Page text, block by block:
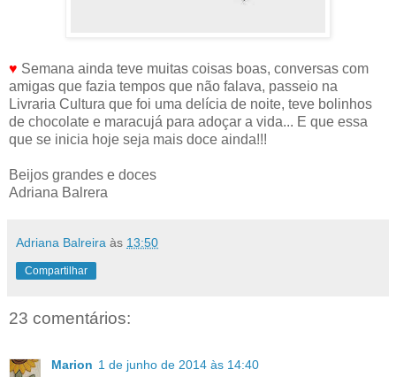
♥ Semana ainda teve muitas coisas boas, conversas com
amigas que fazia tempos que não falava, passeio na
Livraria Cultura que foi uma delícia de noite, teve bolinhos
de chocolate e maracujá para adoçar a vida... E que essa
que se inicia hoje seja mais doce ainda!!!
Beijos grandes e doces
Adriana Balrera
Adriana Balreira às 13:50
Compartilhar
23 comentários:
Marion 1 de junho de 2014 às 14:40